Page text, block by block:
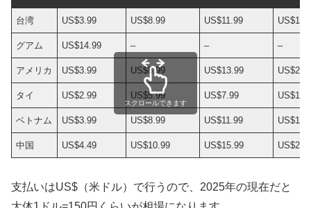
台湾 US$3.99 US$8.99 US$11.99
グアム US$14.99 – – –
アメリカ US$3.99 US$8.99 US$13.99
タイ US$2.99 US$5.99 US$7.99
ベトナム US$3.99 US$8.99 US$11.99
中国 US$4.49 US$10.99 US$15.99
スクロールできます
支払いはUS$（米ドル）で行うので、2025年の現在だと